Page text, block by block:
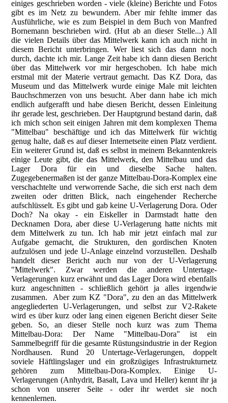
einiges geschrieben worden - viele (kleine) Berichte und Fotos
gibt es im Netz zu bewundern. Aber mir fehlte immer das
Ausführliche, wie es zum Beispiel in dem Buch von Manfred
Bornemann beschrieben wird. (Hut ab an dieser Stelle...) All
die vielen Details über das Mittelwerk kann ich auch nicht in
diesem Bericht unterbringen. Wer liest sich das dann noch
durch, dachte ich mir. Lange Zeit habe ich dann diesen Bericht
über das Mittelwerk vor mir hergeschoben. Ich habe mich
erstmal mit der Materie vertraut gemacht. Das KZ Dora, das
Museum und das Mittelwerk wurde einige Male mit leichten
Bauchschmerzen von uns besucht. Aber dann habe ich mich
endlich aufgerafft und habe diesen Bericht, dessen Einleitung
ihr gerade lest, geschrieben. Der Hauptgrund bestand darin, daß
ich mich schon seit einigen Jahren mit dem komplexen Thema
"Mittelbau" beschäftige und ich das Mittelwerk für wichtig
genug halte, daß es auf dieser Internetseite einen Platz verdient.
Ein weiterer Grund ist, daß es selbst in meinem Bekanntenkreis
einige Leute gibt, die das Mittelwerk, den Mittelbau und das
Lager Dora für ein und dieselbe Sache halten.
Zugegebenermaßen ist der ganze Mittelbau-Dora-Komplex eine
verschachtelte und verworrende Sache, die sich erst nach dem
zweiten oder dritten Blick, nach eingehender Recherche
aufschlüsselt. Es gibt und gab keine U-Verlagerung Dora. Oder
Doch? Na okay - ein Eiskeller in Darmstadt hatte den
Decknamen Dora, aber diese U-Verlagerung hatte nichts mit
dem Mittelwerk zu tun. Ich hab mir jetzt einfach mal zur
Aufgabe gemacht, die Strukturen, den gordischen Knoten
aufzulösen und jede U-Anlage einzelnd vorzustellen. Deshalb
handelt dieser Bericht auch nur von der U-Verlagerung
"Mittelwerk". Zwar werden die anderen Untertage-
Verlagerungen kurz erwähnt und das Lager Dora wird ebenfalls
kurz angeschnitten - schließlich gehört ja alles irgendwie
zusammen. Aber zum KZ "Dora", zu den an das Mittelwerk
angegliederten U-Verlagerungen, und selbst zur V2-Rakete
wird es über kurz oder lang einen eigenen Bericht dieser Seite
geben. So, an dieser Stelle noch kurz was zum Thema
Mittelbau-Dora: Der Name "Mittelbau-Dora" ist ein
Sammelbegriff für die gesamte Rüstungsindustrie in der Region
Nordhausen. Rund 20 Untertage-Verlagerungen, doppelt
soviele Häftlingslager und ein großzügiges Infrastrukturnetz
gehören zum Mittelbau-Dora-Komplex. Einige U-
Verlagerungen (Anhydrit, Basalt, Lava und Heller) kennt ihr ja
schon von unserer Seite - oder ihr werdet sie noch
kennenlernen.